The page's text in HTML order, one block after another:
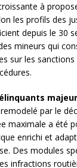
à
les profils des
depuis le 30
mineurs qui
sur les
par le
maximale a été
enrichi et
Des modules
infractions